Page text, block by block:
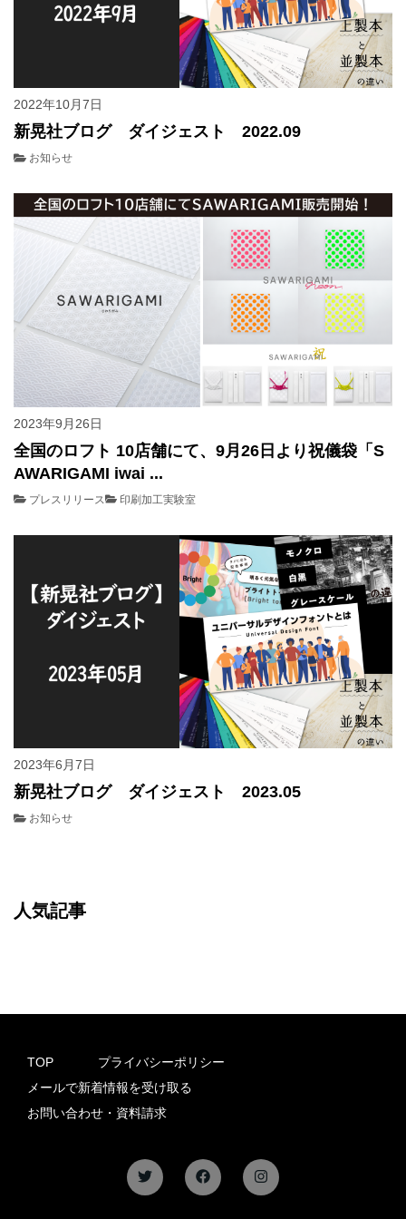
2022年10月7日
新晃社ブログ ダイジェスト 2022.09
お知らせ
2023年9月26日
全国のロフト 10店舗にて、9月26日より祝儀袋「S
AWARIGAMI iwai ...
プレスリリース 印刷加工実験室
2023年6月7日
新晃社ブログ ダイジェスト 2023.05
お知らせ
人気記事
TOP
プライバシーポリシー
メールで新着情報を受け取る
お問い合わせ・資料請求